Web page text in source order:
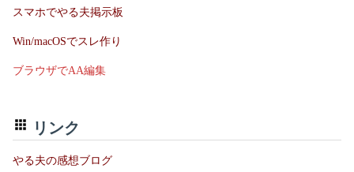
スマホでやる夫掲示板
Win/macOSでスレ作り
ブラウザでAA編集
リンク
やる夫の感想ブログ